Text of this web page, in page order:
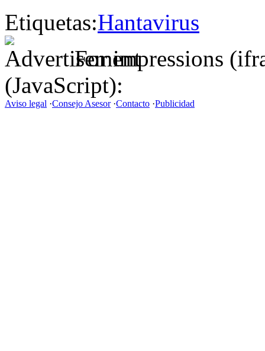
Etiquetas:Hantavirus
For impressions
(JavaScript):
Aviso legal ·Consejo Asesor·Contacto ·Publicidad